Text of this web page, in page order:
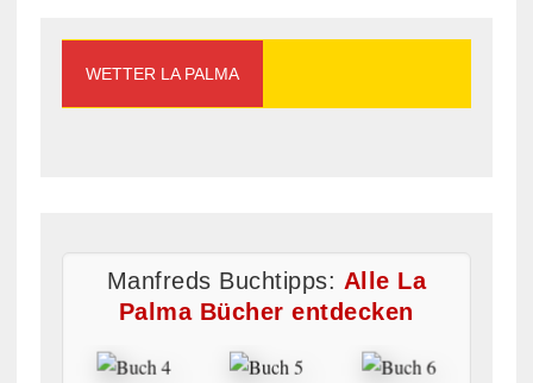
WETTER LA PALMA
Manfreds Buchtipps: Alle La
Palma Bücher entdecken